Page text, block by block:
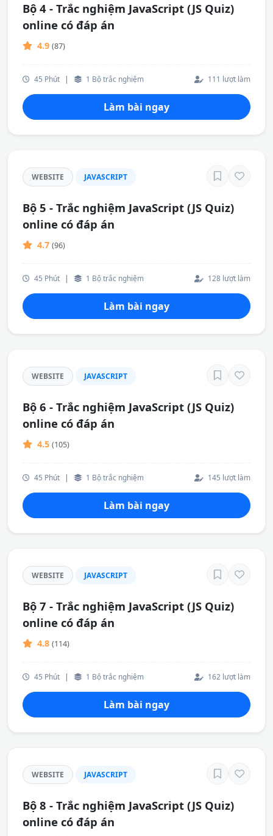
Bộ 4 - Trắc nghiệm JavaScript (JS Quiz)
online có đáp án
4.9 (87)
45 Phút | 1 Bộ trắc nghiệm 111 lượt làm
Làm bài ngay
WEBSITE JAVASCRIPT
Bộ 5 - Trắc nghiệm JavaScript (JS Quiz)
online có đáp án
4.7 (96)
45 Phút | 1 Bộ trắc nghiệm 128 lượt làm
Làm bài ngay
WEBSITE JAVASCRIPT
Bộ 6 - Trắc nghiệm JavaScript (JS Quiz)
online có đáp án
4.5 (105)
45 Phút | 1 Bộ trắc nghiệm 145 lượt làm
Làm bài ngay
WEBSITE JAVASCRIPT
Bộ 7 - Trắc nghiệm JavaScript (JS Quiz)
online có đáp án
4.8 (114)
45 Phút | 1 Bộ trắc nghiệm 162 lượt làm
Làm bài ngay
WEBSITE JAVASCRIPT
Bộ 8 - Trắc nghiệm JavaScript (JS Quiz)
online có đáp án